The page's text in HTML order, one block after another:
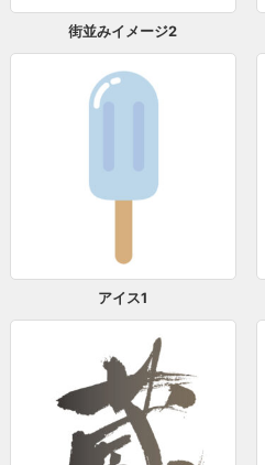
街並みイメージ2
アイス1